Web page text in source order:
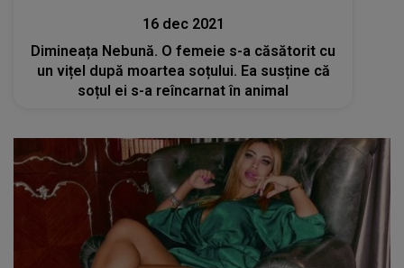
16 dec 2021
Dimineața Nebună. O femeie s-a căsătorit cu
un vițel după moartea soțului. Ea susține că
soțul ei s-a reîncarnat în animal